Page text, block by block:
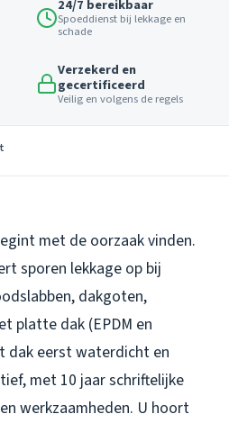
24/7 bereikbaar
Spoeddienst bij lekkage en
schade
Verzekerd en
gecertificeerd
Veilig en volgens de regels
met de oorzaak vinden.
sporen lekkage op bij
dakgoten,
platte dak (EPDM en
dak eerst waterdicht en
met 10 jaar schriftelijke
werkzaamheden. U hoort